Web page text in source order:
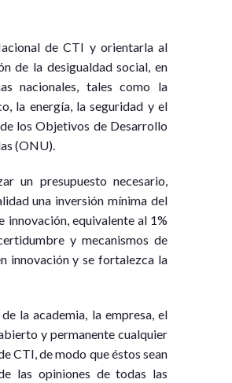
de CTI y orientarla al
de la desigualdad social, en
nacionales, tales como la
la energía, la seguridad y el
los Objetivos de Desarrollo
(ONU).
un presupuesto necesario,
una inversión mínima del
equivalente al 1%
y mecanismos de
innovación y se fortalezca la
la academia, la empresa, el
y permanente cualquier
CTI, de modo que éstos sean
las opiniones de todas las